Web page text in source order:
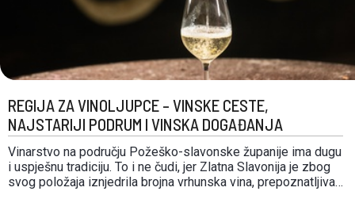
REGIJA ZA VINOLJUPCE – VINSKE CESTE,
NAJSTARIJI PODRUM I VINSKA DOGAĐANJA
Vinarstvo na području Požeško-slavonske županije ima dugu
i uspješnu tradiciju. To i ne čudi, jer Zlatna Slavonija je zbog
svog položaja iznjedrila brojna vrhunska vina, prepoznatljiva